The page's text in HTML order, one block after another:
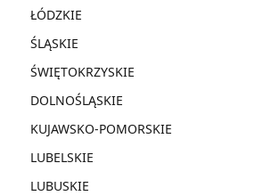
ŁÓDZKIE
ŚLĄSKIE
ŚWIĘTOKRZYSKIE
DOLNOŚLĄSKIE
KUJAWSKO-POMORSKIE
LUBELSKIE
LUBUSKIE